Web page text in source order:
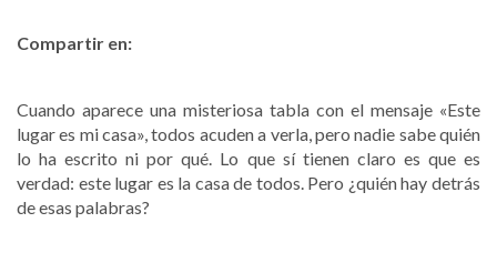
Compartir en:
Cuando aparece una misteriosa tabla con el mensaje «Este
lugar es mi casa», todos acuden a verla, pero nadie sabe quién
lo ha escrito ni por qué. Lo que sí tienen claro es que es
verdad: este lugar es la casa de todos. Pero ¿quién hay detrás
de esas palabras?